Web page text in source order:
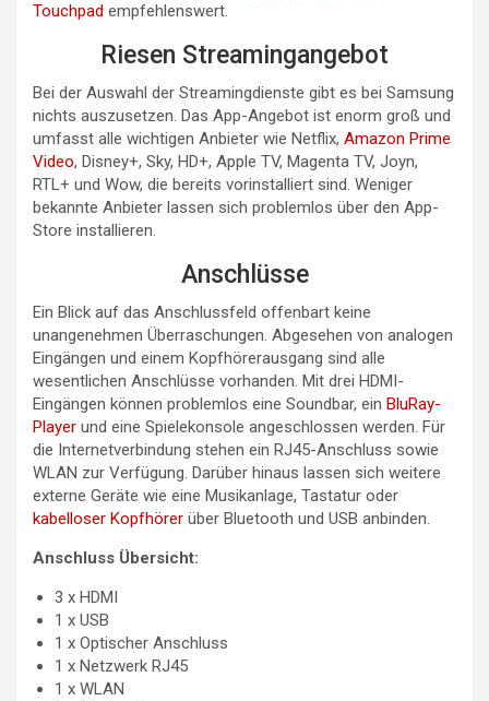
Touchpad empfehlenswert.
Riesen Streamingangebot
Bei der Auswahl der Streamingdienste gibt es bei Samsung
nichts auszusetzen. Das App-Angebot ist enorm groß und
umfasst alle wichtigen Anbieter wie Netflix, Amazon Prime
Video, Disney+, Sky, HD+, Apple TV, Magenta TV, Joyn,
RTL+ und Wow, die bereits vorinstalliert sind. Weniger
bekannte Anbieter lassen sich problemlos über den App-
Store installieren.
Anschlüsse
Ein Blick auf das Anschlussfeld offenbart keine
unangenehmen Überraschungen. Abgesehen von analogen
Eingängen und einem Kopfhörerausgang sind alle
wesentlichen Anschlüsse vorhanden. Mit drei HDMI-
Eingängen können problemlos eine Soundbar, ein BluRay-
Player und eine Spielekonsole angeschlossen werden. Für
die Internetverbindung stehen ein RJ45-Anschluss sowie
WLAN zur Verfügung. Darüber hinaus lassen sich weitere
externe Geräte wie eine Musikanlage, Tastatur oder
kabelloser Kopfhörer über Bluetooth und USB anbinden.
Anschluss Übersicht:
3 x HDMI
1 x USB
1 x Optischer Anschluss
1 x Netzwerk RJ45
1 x WLAN